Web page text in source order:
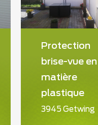
Protection
brise-vue en
matière
plastique
3945 Getwing